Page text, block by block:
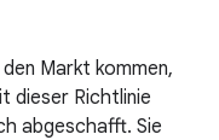
Markt kommen,
dieser Richtlinie
abgeschafft. Sie